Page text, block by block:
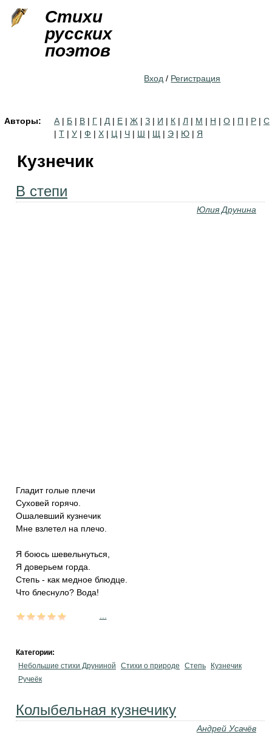
Стихи
русских
поэтов
Вход / Регистрация
Авторы: А | Б | В | Г | Д | Е | Ж | З | И | К | Л | М | Н | О | П | Р | С
| Т | У | Ф | Х | Ц | Ч | Ш | Щ | Э | Ю | Я
Кузнечик
В степи
Юлия Друнина
Гладит голые плечи
Суховей горячо.
Ошалевший кузнечик
Мне взлетел на плечо.
Я боюсь шевельнуться,
Я доверьем горда.
Степь - как медное блюдце.
Что блеснуло? Вода!
Категории:
Небольшие стихи Друниной
Стихи о природе Степь
Кузнечик
Ручеёк
Колыбельная кузнечику
Андрей Усачёв